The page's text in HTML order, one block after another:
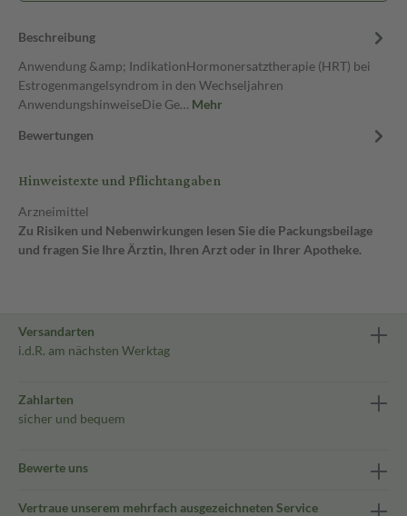
Beschreibung
Anwendung &amp; IndikationHormonersatztherapie (HRT) bei
Estrogenmangelsyndrom in den Wechseljahren
AnwendungshinweiseDie Ge… Mehr
Bewertungen
Hinweistexte und Pflichtangaben
Arzneimittel
Zu Risiken und Nebenwirkungen lesen Sie die Packungsbeilage
und fragen Sie Ihre Ärztin, Ihren Arzt oder in Ihrer Apotheke.
Versandarten
i.d.R. am nächsten Werktag
Zahlarten
sicher und bequem
Bewerte uns
Vertraue unserem mehrfach ausgezeichneten Service